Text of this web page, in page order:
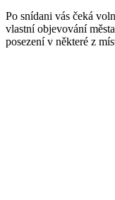
Po snídani vás čeká
vlastní objevování
posezení v některé z